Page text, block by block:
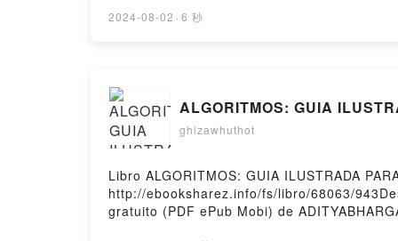
DEVROEDE Epub, HIJOS ENFERMOS DE
DEVROEDE Epub VK, HIJOS ENFERMOS
gratisPowered by Firstory Hosting
2024-08-02 · 6 秒
ALGORITMOS: GUIA
ghizawhuthot
Libro ALGORITMOS: GUIA ILUSTRADA
http://ebooksharez.info/fs/libro/68063/
gratuito (PDF ePub Mobi) de